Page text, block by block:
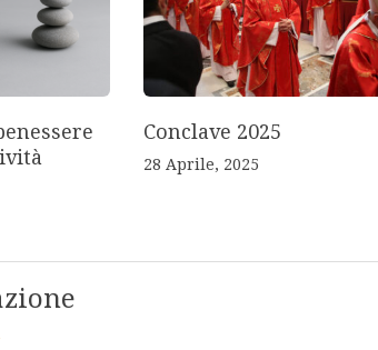
Conclave 2025
28 Aprile, 2025